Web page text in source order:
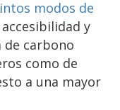
modos de
y
de carbono
como de
a una mayor